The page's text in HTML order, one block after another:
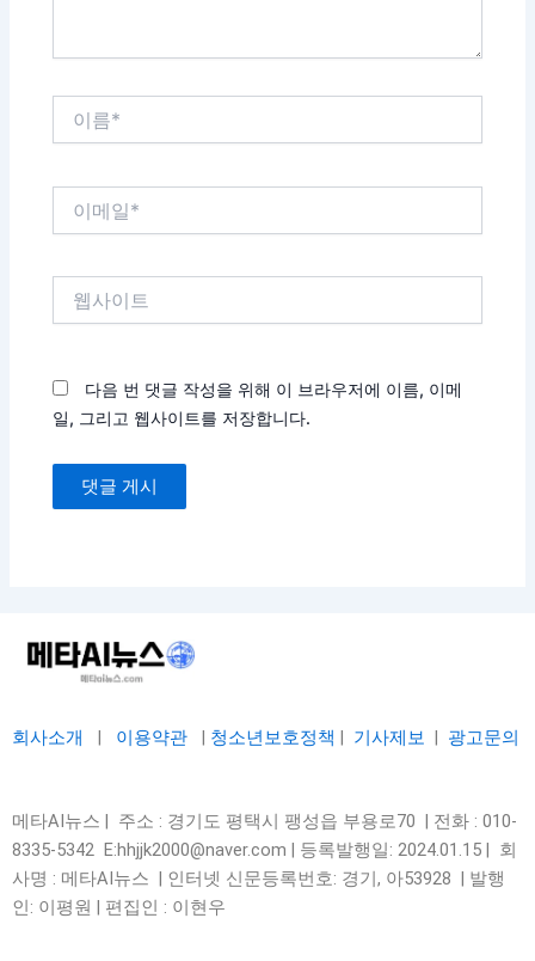
다음 번 댓글 작성을 위해 이 브라우저에 이름, 이메
일, 그리고 웹사이트를 저장합니다.
회사소개 이용약관 청소년보호정책 기사제보 광고문의
메타AI뉴스 | 주소 : 경기도 평택시 팽성읍 부용로70 | 전화 : 010-
8335-5342 E:hhjjk2000@naver.com | 등록발행일: 2024.01.15 | 회
사명 : 메타AI뉴스 | 인터넷 신문등록번호: 경기, 아53928 | 발행
인: 이평원 | 편집인 : 이현우